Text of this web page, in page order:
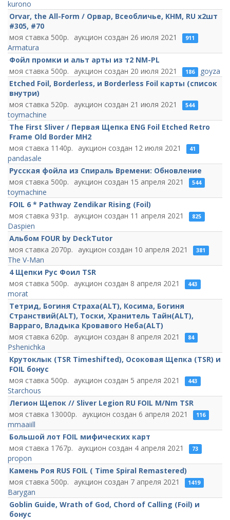
kurono
Orvar, the All-Form / Орвар, Всеобличье, KHM, RU x2шт
#305, #70
500
26 июля 2021 911
Armatura
Фойл промки и альт арты из т2 NM-PL
500
20 июля 2021 186
goyza
Etched Foil, Borderless, и Borderless Foil карты (список
внутри)
520
21 июля 2021 544
toymachine
The First Sliver / Первая Щепка ENG Foil Etched Retro
Frame Old Border MH2
1140
12 июля 2021 41
pandasale
Русская фойла из Спираль Времени: Обновление
500
15 апреля 2021 544
toymachine
FOIL 6 * Pathway Zendikar Rising (Foil)
931
11 апреля 2021 825
Daspien
Альбом FOUR by DeckTutor
2070
10 апреля 2021 381
The V-Man
4 Щепки Рус Фоил TSR
500
8 апреля 2021 443
morat
Тетрид, Богиня Страха(ALT), Косима, Богиня
Странствий(ALT), Тоски, Хранитель Тайн(ALT),
Варраго, Владыка Кровавого Неба(ALT)
620
8 апреля 2021 84
Pshenichka
Крутоклык (TSR Timeshifted), Осоковая Щепка (TSR) и
FOIL бонус
500
5 апреля 2021 443
Starchous
Легион Щепок // Sliver Legion RU FOIL M/Nm TSR
13000
6 апреля 2021 116
mmaaiill
Большой лот FOIL мифических карт
1767
4 апреля 2021 73
propon
Камень Роя RUS FOIL ( Time Spiral Remastered)
500
7 апреля 2021 1419
Barygan
Goblin Guide, Wrath of God, Chord of Calling (Foil) и
бонус